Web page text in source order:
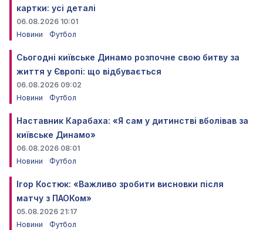
картки: усі деталі
06.08.2026 10:01
Новини
Футбол
Сьогодні київське Динамо розпочне свою битву за
життя у Європі: що відбувається
06.08.2026 09:02
Новини
Футбол
Наставник Карабаха: «Я сам у дитинстві вболівав за
київське Динамо»
06.08.2026 08:01
Новини
Футбол
Ігор Костюк: «Важливо зробити висновки після
матчу з ПАОКом»
05.08.2026 21:17
Новини
Футбол